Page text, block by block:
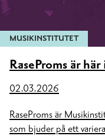
MUSIKINSTITUTET
RaseProms är
02.03.2026
RaseProms är
som bjuder på ett